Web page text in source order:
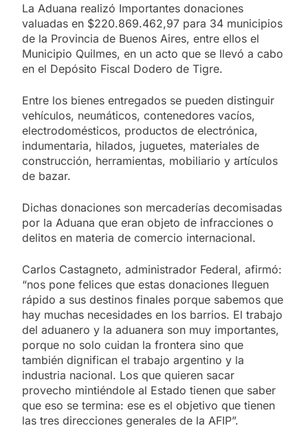
La Aduana realizó Importantes donaciones
valuadas en $220.869.462,97 para 34 municipios
de la Provincia de Buenos Aires, entre ellos el
Municipio Quilmes, en un acto que se llevó a cabo
en el Depósito Fiscal Dodero de Tigre.
Entre los bienes entregados se pueden distinguir
vehículos, neumáticos, contenedores vacíos,
electrodomésticos, productos de electrónica,
indumentaria, hilados, juguetes, materiales de
construcción, herramientas, mobiliario y artículos
de bazar.
Dichas donaciones son mercaderías decomisadas
por la Aduana que eran objeto de infracciones o
delitos en materia de comercio internacional.
Carlos Castagneto, administrador Federal, afirmó:
“nos pone felices que estas donaciones lleguen
rápido a sus destinos finales porque sabemos que
hay muchas necesidades en los barrios. El trabajo
del aduanero y la aduanera son muy importantes,
porque no solo cuidan la frontera sino que
también dignifican el trabajo argentino y la
industria nacional. Los que quieren sacar
provecho mintiéndole al Estado tienen que saber
que eso se termina: ese es el objetivo que tienen
las tres direcciones generales de la AFIP”.